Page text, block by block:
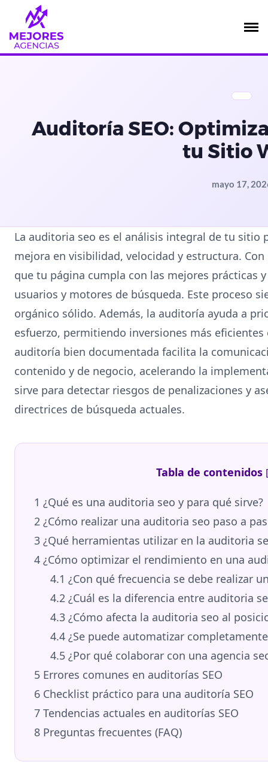
contenido
Auditoría SEO:
tu Sitio
mayo 17,
La auditoria seo es el análisis integral de tu
mejora en visibilidad, velocidad y estructura.
que tu página cumpla con las mejores prácticas
usuarios y motores de búsqueda. Este proceso
orgánico sólido. Además, la auditoría ayuda a
esfuerzo, permitiendo inversiones más
auditoría bien documentada facilita la
contenido y de negocio, acelerando la
sirve para detectar riesgos de penalizaciones y
directrices de búsqueda actuales.
Tabla de contenidos [
1 ¿Qué es una auditoria seo y para qué sirve?
2 ¿Cómo realizar una auditoria seo paso a
3 ¿Qué herramientas utilizar en la auditoria
4 ¿Cómo optimizar el rendimiento en una
4.1 ¿Con qué frecuencia se debe realizar
4.2 ¿Cuál es la diferencia entre auditoria
4.3 ¿Cómo afecta la auditoria seo al
4.4 ¿Se puede automatizar
4.5 ¿Por qué colaborar con una agencia
5 Errores comunes en auditorías SEO
6 Checklist práctico para una auditoría SEO
7 Tendencias actuales en auditorías SEO
8 Preguntas frecuentes (FAQ)